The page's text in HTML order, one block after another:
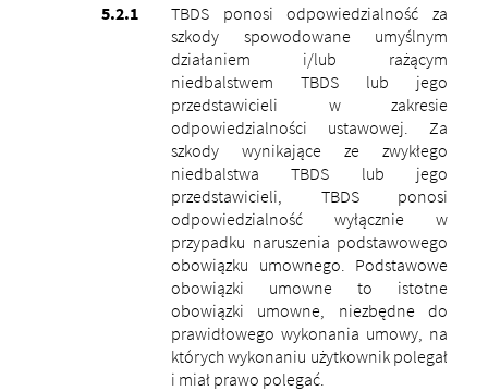
TBDS ponosi odpowiedzialność za
szkody spowodowane umyślnym
działaniem i/lub rażącym
niedbalstwem TBDS lub jego
przedstawicieli w zakresie
odpowiedzialności ustawowej.
Za
szkody wynikające ze zwykłego
niedbalstwa TBDS lub jego
przedstawicieli, TBDS ponosi
odpowiedzialność wyłącznie w
przypadku naruszenia podstawowego
obowiązku umownego. Podstawowe
obowiązki umowne to istotne
obowiązki umowne, niezbędne do
prawidłowego wykonania umowy, na
których wykonaniu użytkownik polegał
i miał prawo polegać.